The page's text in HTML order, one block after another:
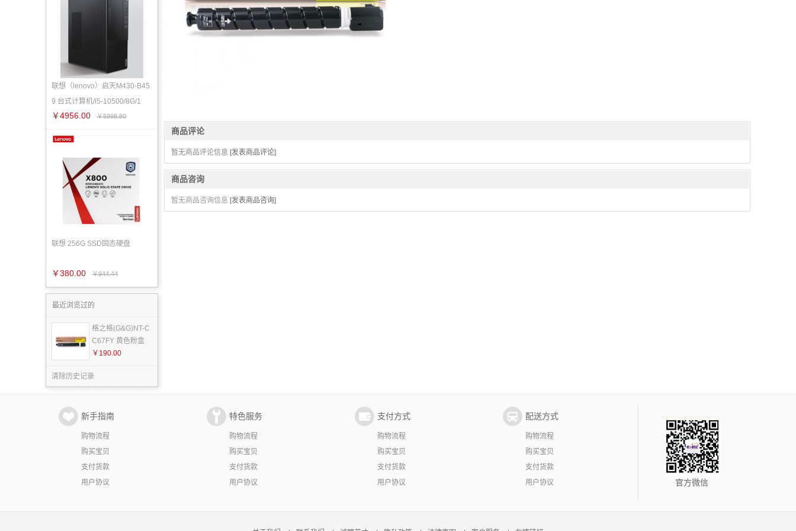
联想（lenovo）启天M430-B45
9 台式计算机/i5-10500/8G/1
￥4956.00 ￥5998.80
联想 256G SSD固态硬盘
￥380.00 ￥944.44
最近浏览过的
格之格(G&G)NT-C
C67FY 黄色粉盒
￥190.00
清除历史记录
商品评论
暂无商品评论信息 [发表商品评论]
商品咨询
暂无商品咨询信息 [发表商品咨询]
新手指南
购物流程
购买宝贝
支付货款
用户协议
特色服务
购物流程
购买宝贝
支付货款
用户协议
支付方式
购物流程
购买宝贝
支付货款
用户协议
配送方式
购物流程
购买宝贝
支付货款
用户协议
官方微信